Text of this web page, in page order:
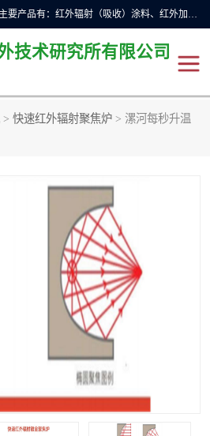
许昌市红外技术研究所有限公司主要产品有：红外辐射（吸收）涂料、红外加热元件、红外辐射加热模块（板）、红外辐射加热炉（箱）、快速红外辐射加热器、系列高端红外加热实验设备、系列红外加热控制器等。
技术研究所有限公司
> 快速红外辐射聚焦炉 > 漯河每秒升温
定制红外加热实验设备
红外辐射吸收涂料
电工电气
红外加热控制器
热环境试验设备
定波长红外辐射加热器